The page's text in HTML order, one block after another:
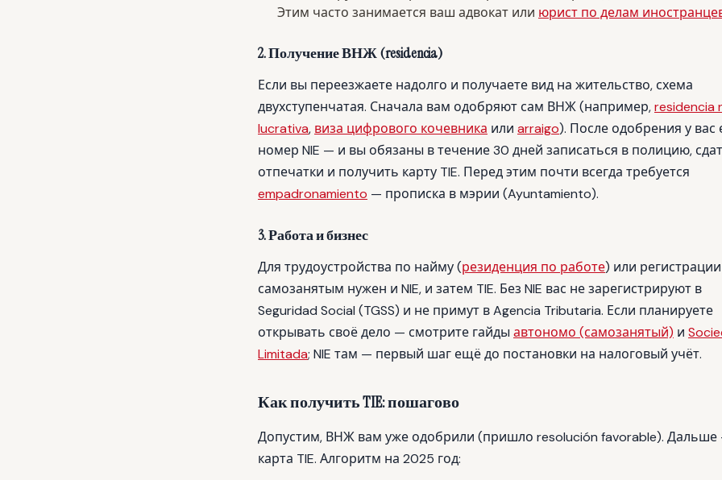
Этим часто занимается ваш адвокат или юрист по делам
2. Получение ВНЖ (residencia)
Если вы переезжаете надолго и получаете вид на жительство, схема
двухступенчатая. Сначала вам одобряют сам ВНЖ (например,residencia
lucrativa, виза цифрового кочевника или arraigo). После одобрения у вас
номер NIE — и вы обязаны в течение 30 дней записаться в полицию,
отпечатки и получить карту TIE. Перед этим почти всегда требуется
empadronamiento — прописка в мэрии (Ayuntamiento).
3. Работа и бизнес
Для трудоустройства по найму (резиденция по работе) или регистрации
самозанятым нужен и NIE, и затем TIE. Без NIE вас не зарегистрируют в
Seguridad Social (TGSS) и не примут в Agencia Tributaria. Если планируете
открывать своё дело — смотрите гайды автономо (самозанятый) и
Limitada; NIE там — первый шаг ещё до постановки на налоговый учёт.
Как получить TIE: пошагово
Допустим, ВНЖ вам уже одобрили (пришло resolución favorable). Дальше
карта TIE. Алгоритм на 2025 год: